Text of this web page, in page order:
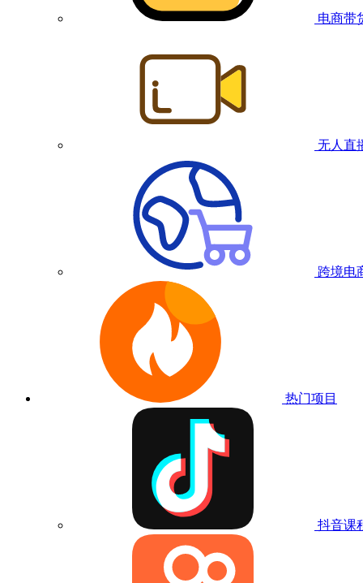
电商带
无人直
跨境电
热门项目
抖音课